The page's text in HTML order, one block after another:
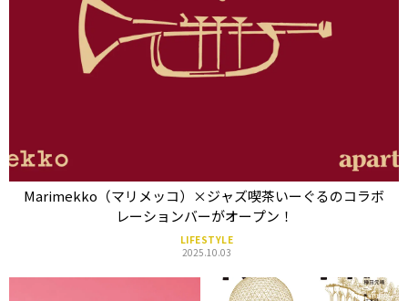
Marimekko（マリメッコ）×ジャズ喫茶いーぐるのコラボ
レーションバーがオープン！
LIFESTYLE
2025.10.03